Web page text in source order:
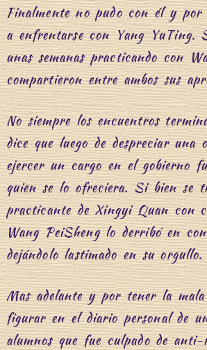
Finalmente no pudo con él y
a enfrentarse con Yang YuTing.
unas semanas practicando con
compartieron entre ambos sus
No siempre los encuentros
dice que luego de despreciar una
ejercer un cargo en el gobierno
quien se lo ofreciera. Si bien se
practicante de Xingyi Quan con
Wang PeiSheng lo derribó en
dejándolo lastimado en su orgullo.
Mas adelante y por tener la
figurar en el diario personal de
alumnos que fue culpado de anti-